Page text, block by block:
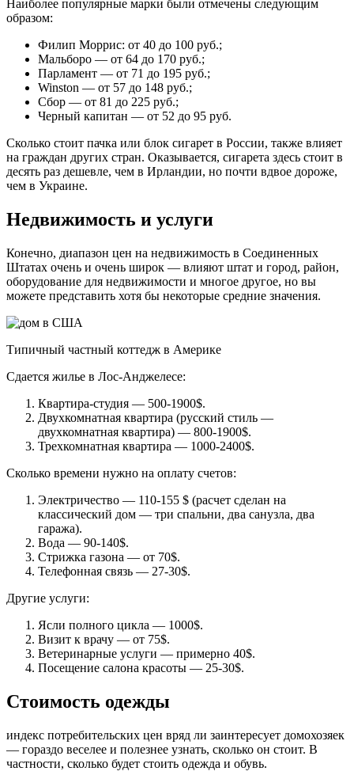
Наиболее популярные марки были отмечены следующим
образом:
Филип Моррис: от 40 до 100 руб.;
Мальборо — от 64 до 170 руб.;
Парламент — от 71 до 195 руб.;
Winston — от 57 до 148 руб.;
Сбор — от 81 до 225 руб.;
Черный капитан — от 52 до 95 руб.
Сколько стоит пачка или блок сигарет в России, также влияет
на граждан других стран. Оказывается, сигарета здесь стоит в
десять раз дешевле, чем в Ирландии, но почти вдвое дороже,
чем в Украине.
Недвижимость и услуги
Конечно, диапазон цен на недвижимость в Соединенных
Штатах очень и очень широк — влияют штат и город, район,
оборудование для недвижимости и многое другое, но вы
можете представить хотя бы некоторые средние значения.
Типичный частный коттедж в Америке
Сдается жилье в Лос-Анджелесе:
Квартира-студия — 500-1900$.
Двухкомнатная квартира (русский стиль —
двухкомнатная квартира) — 800-1900$.
Трехкомнатная квартира — 1000-2400$.
Сколько времени нужно на оплату счетов:
Электричество — 110-155 $ (расчет сделан на
классический дом — три спальни, два санузла, два
гаража).
Вода — 90-140$.
Стрижка газона — от 70$.
Телефонная связь — 27-30$.
Другие услуги:
Ясли полного цикла — 1000$.
Визит к врачу — от 75$.
Ветеринарные услуги — примерно 40$.
Посещение салона красоты — 25-30$.
Стоимость одежды
индекс потребительских цен вряд ли заинтересует домохозяек
— гораздо веселее и полезнее узнать, сколько он стоит. В
частности, сколько будет стоить одежда и обувь.